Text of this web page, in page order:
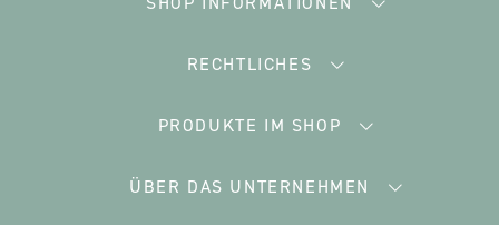
RECHTLICHES
PRODUKTE IM SHOP
ÜBER DAS UNTERNEHMEN